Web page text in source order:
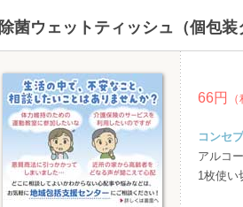
除菌ウェットティッシュ（個包
66円
コンセ
アルコ
1枚使い